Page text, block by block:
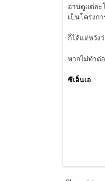
อ่านดูแต่ละ
เป็นโครงก
ก็ได้แต่หวัง
หากไม่ทำต่
ซีเอ็นเอ